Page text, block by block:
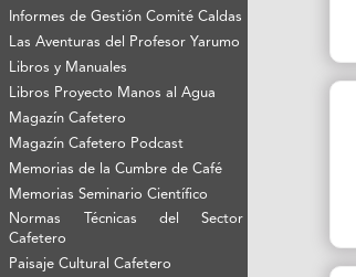
Informes de Gestión Comité Caldas
Las Aventuras del Profesor Yarumo
Libros y Manuales
Libros Proyecto Manos al Agua
Magazín Cafetero
Magazín Cafetero Podcast
Memorias de la Cumbre de Café
Memorias Seminario Científico
Normas Técnicas del Sector
Cafetero
Paisaje Cultural Cafetero